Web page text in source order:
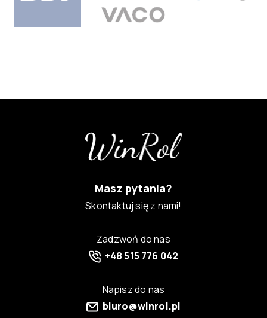
Masz pytania?
Skontaktuj się z nami!
Zadzwoń do nas
+48 515 776 042
Napisz do nas
biuro@winrol.pl